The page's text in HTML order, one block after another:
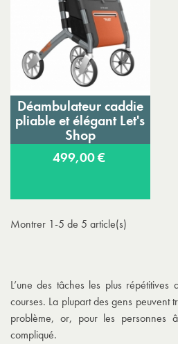
Déambulateur caddie
pliable et élégant Let's
Shop
499,00 €
Montrer 1-5 de 5 article(s)
L’une des tâches les plus
courses. La plupart des gens peuvent
problème, or, pour les personnes
compliqué.